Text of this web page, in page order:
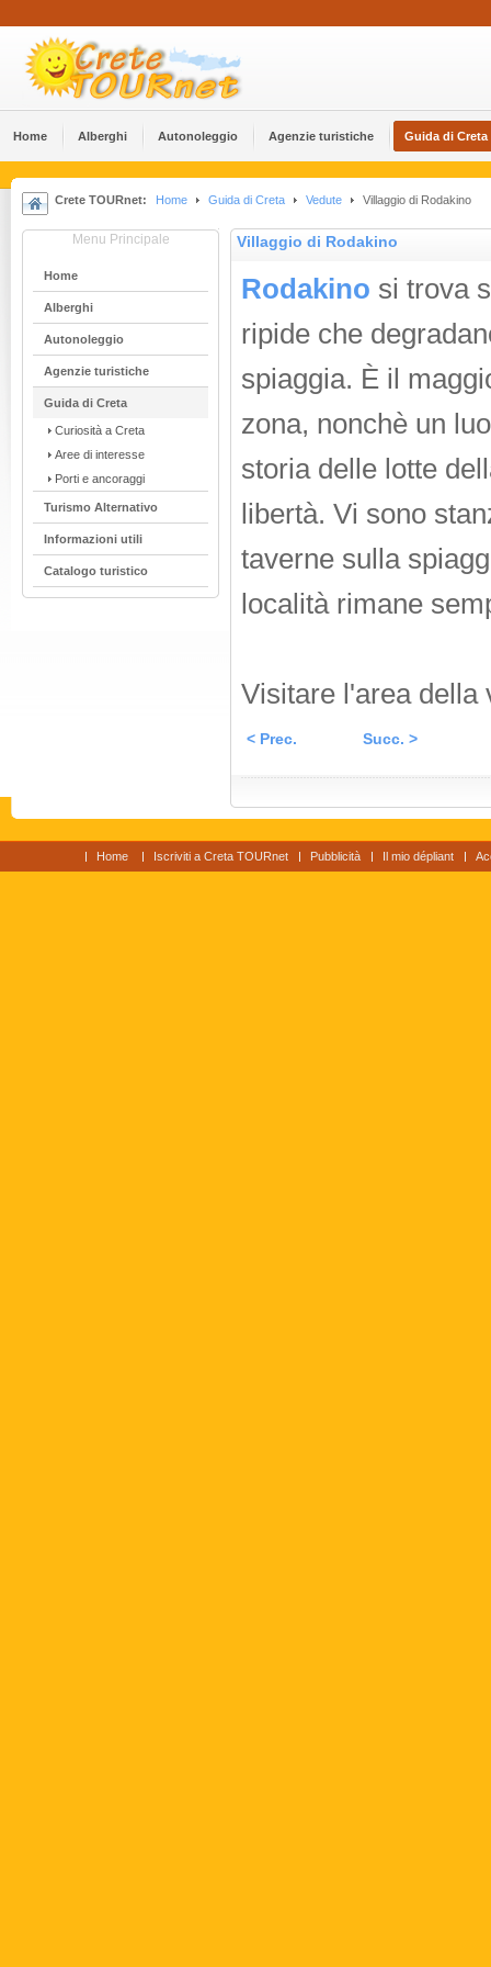
Home Alberghi Αutonoleggio Agenzie turistiche Guida di Creta
Crete TOURnet: Home Guida di Creta Vedute Villaggio di Rodakino
Menu Principale
Home
Alberghi
Αutonoleggio
Agenzie turistiche
Guida di Creta
Curiosità a Creta
Aree di interesse
Porti e ancoraggi
Turismo Alternativo
Informazioni utili
Catalogo turistico
Villaggio di Rodakino
Rodakino si trova
ripide che
spiaggia. È il
zona, nonchè un
storia delle lotte
libertà. Vi sono
taverne sulla
località rimane
Visitare l'area della
< Prec. Succ. >
Home Iscriviti a Creta TOURnet Pubblicità Il mio dépliant